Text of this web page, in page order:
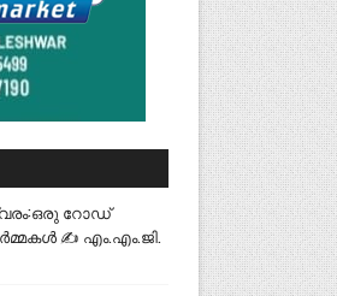
റോഡ്
✍️ എം.എം.ജി.